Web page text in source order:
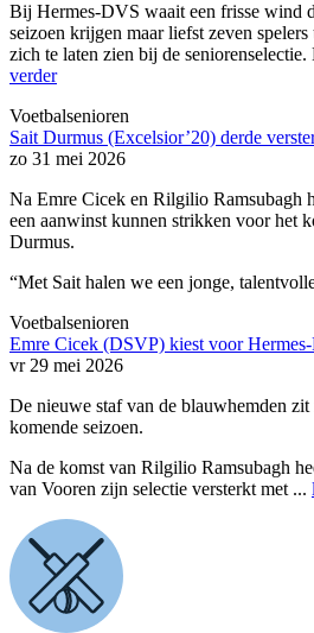
Bij Hermes-DVS waait een frisse wind
seizoen krijgen maar liefst zeven
zich te laten zien bij de
verder
Voetbalsenioren
Sait Durmus (Excelsior’20) derde
zo 31 mei 2026
Na Emre Cicek en Rilgilio Ramsubagh
een aanwinst kunnen strikken voor het
Durmus.
“Met Sait halen we een jonge,
Voetbalsenioren
Emre Cicek (DSVP) kiest voor
vr 29 mei 2026
De nieuwe staf van de blauwhemden
komende seizoen.
Na de komst van Rilgilio Ramsubagh
van Vooren zijn selectie versterkt met ...